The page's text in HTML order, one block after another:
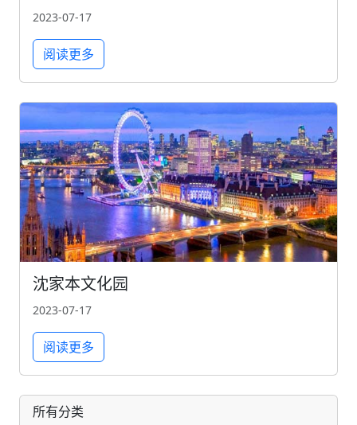
2023-07-17
阅读更多
沈家本文化园
2023-07-17
阅读更多
所有分类